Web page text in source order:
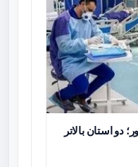
دو استان بالاتر